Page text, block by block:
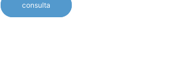
consulta